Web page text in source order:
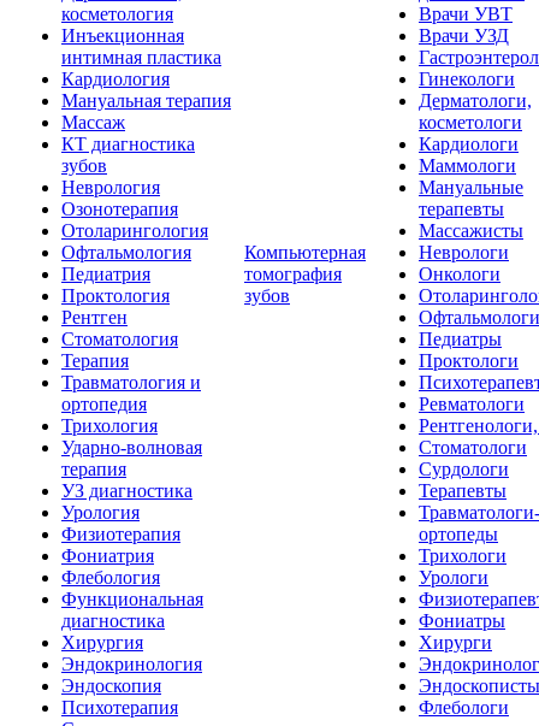
косметология
Инъекционная
интимная пластика
Кардиология
Мануальная терапия
Массаж
КТ диагностика
зубов
Неврология
Озонотерапия
Отоларингология
Офтальмология
Педиатрия
Проктология
Рентген
Стоматология
Терапия
Травматология и
ортопедия
Трихология
Ударно-волновая
терапия
УЗ диагностика
Урология
Физиотерапия
Фониатрия
Флебология
Функциональная
диагностика
Хирургия
Эндокринология
Эндоскопия
Психотерапия
Компьютерная
томография
зубов
Врачи УВТ
Врачи УЗД
Гинекологи
Дерматологи,
косметологи
Кардиологи
Маммологи
Мануальные
терапевты
Массажисты
Неврологи
Онкологи
Офтальмологи
Педиатры
Проктологи
Ревматологи
Стоматологи
Сурдологи
Терапевты
Травматологи-
ортопеды
Трихологи
Урологи
Фониатры
Хирурги
Эндоскописты
Флебологи